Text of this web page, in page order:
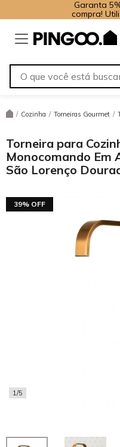
Garanta
compra!
/ Cozinha / Torneiras Gourmet /
Torneira para
Monocomando Em
São Lorenço
39% OFF
1/5